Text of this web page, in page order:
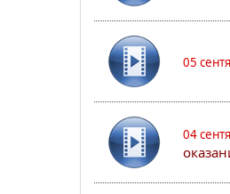
05
04